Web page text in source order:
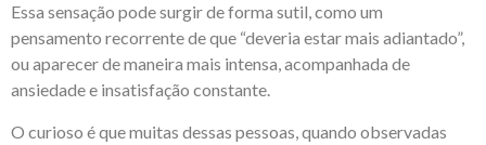
Essa sensação pode surgir de forma sutil, como um
pensamento recorrente de que “deveria estar mais adiantado”,
ou aparecer de maneira mais intensa, acompanhada de
ansiedade e insatisfação constante.
O curioso é que muitas dessas pessoas, quando observadas